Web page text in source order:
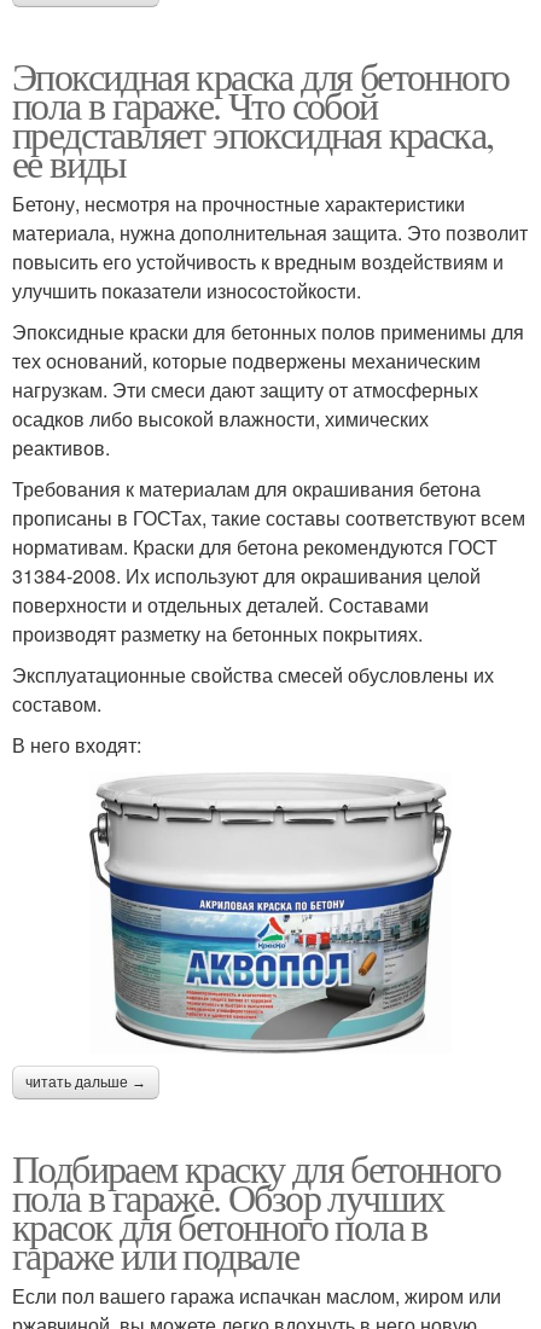
Эпоксидная краска для бетонного
пола в гараже. Что собой
представляет эпоксидная краска,
ее виды
Бетону, несмотря на прочностные характеристики
материала, нужна дополнительная защита. Это позволит
повысить его устойчивость к вредным воздействиям и
улучшить показатели износостойкости.
Эпоксидные краски для бетонных полов применимы для
тех оснований, которые подвержены механическим
нагрузкам. Эти смеси дают защиту от атмосферных
осадков либо высокой влажности, химических
реактивов.
Требования к материалам для окрашивания бетона
прописаны в ГОСТах, такие составы соответствуют всем
нормативам. Краски для бетона рекомендуются ГОСТ
31384-2008. Их используют для окрашивания целой
поверхности и отдельных деталей. Составами
производят разметку на бетонных покрытиях.
Эксплуатационные свойства смесей обусловлены их
составом.
В него входят:
читать дальше →
Подбираем краску для бетонного
пола в гараже. Обзор лучших
красок для бетонного пола в
гараже или подвале
Если пол вашего гаража испачкан маслом, жиром или